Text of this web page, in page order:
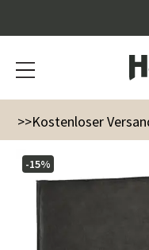
>>Kostenloser
Möbel Memphis
-15%